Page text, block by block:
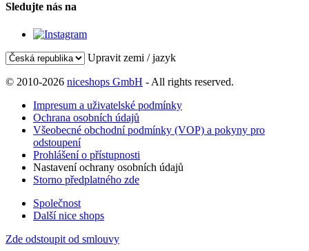
Sledujte nás na
Upravit zemi / jazyk
© 2010-2026 niceshops GmbH - All rights reserved.
Impresum a uživatelské podmínky
Ochrana osobních údajů
Všeobecné obchodní podmínky (VOP) a pokyny pro
odstoupení
Prohlášení o přístupnosti
Nastavení ochrany osobních údajů
Storno předplatného zde
Společnost
Další nice shops
Zde odstoupit od smlouvy